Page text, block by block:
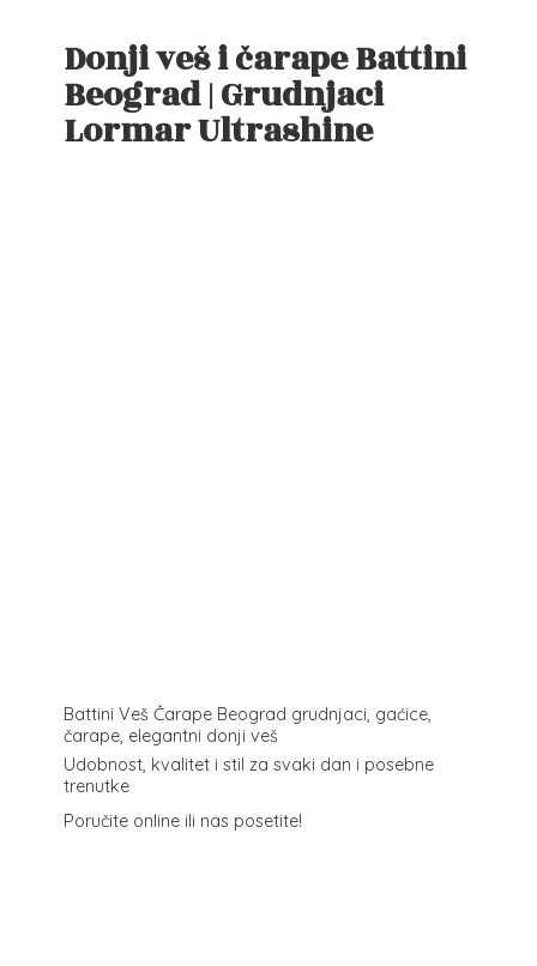
Donji veš i čarape Battini
Beograd | Grudnjaci
Lormar Ultrashine
Battini Veš Čarape Beograd grudnjaci, gaćice,
čarape, elegantni donji veš
Udobnost, kvalitet i stil za svaki dan i posebne
trenutke
Poručite online ili nas posetite!